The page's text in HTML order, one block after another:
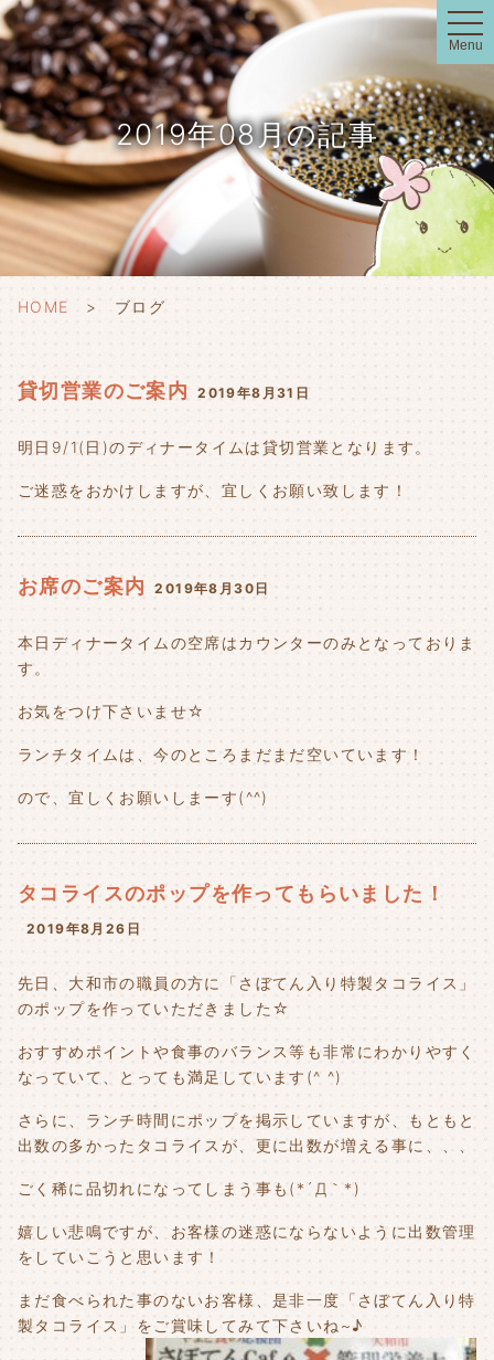
t
o
g
g
l
e
n
a
v
i
g
a
t
i
o
n
Menu
2019年08月の記事
HOME ブログ
貸切営業のご案内 2019年8月31日
明日9/1(日)のディナータイムは貸切営業となります。
ご迷惑をおかけしますが、宜しくお願い致します！
お席のご案内 2019年8月30日
本日ディナータイムの空席はカウンターのみとなっておりま
す。
お気をつけ下さいませ☆
ランチタイムは、今のところまだまだ空いています！
ので、宜しくお願いしまーす(^^)
タコライスのポップを作ってもらいました！
2019年8月26日
先日、大和市の職員の方に「さぼてん入り特製タコライス」
のポップを作っていただきました☆
おすすめポイントや食事のバランス等も非常にわかりやすく
なっていて、とっても満足しています(^ ^)
さらに、ランチ時間にポップを掲示していますが、もともと
出数の多かったタコライスが、更に出数が増える事に、、、
ごく稀に品切れになってしまう事も(*´Д｀*)
嬉しい悲鳴ですが、お客様の迷惑にならないように出数管理
をしていこうと思います！
まだ食べられた事のないお客様、是非一度「さぼてん入り特
製タコライス」をご賞味してみて下さいね~♪